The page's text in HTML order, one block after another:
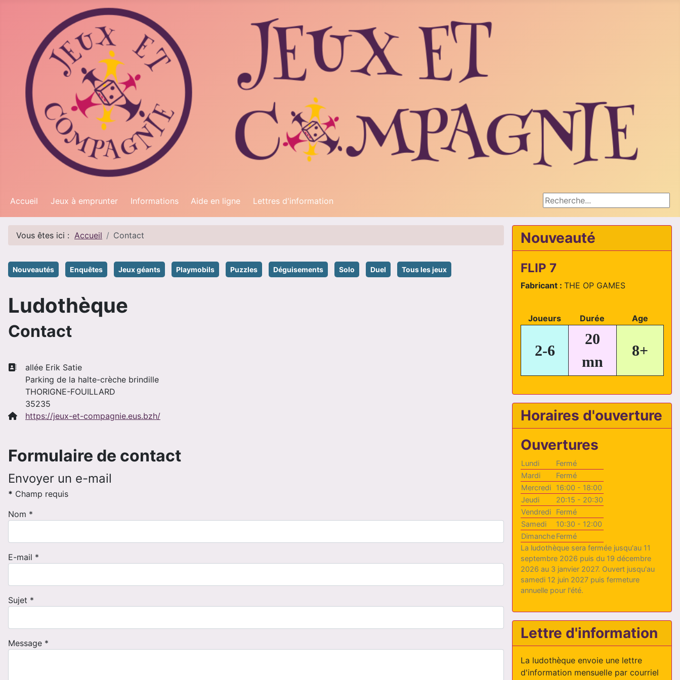
Accueil Jeux à emprunter Informations Aide en ligne Lettres d'information Rechercher
Vous êtes ici : Accueil Contact
Nouveautés Enquêtes Jeux géants Playmobils Puzzles Déguisements Solo Duel Tous les jeux
Ludothèque
Contact
Adresse:
allée Erik Satie
Parking de la halte-crèche brindille
THORIGNE-FOUILLARD
35235
Site Web:
https://jeux-et-compagnie.eus.bzh/
Formulaire de contact
Envoyer un e-mail
* Champ requis
Nom *
E-mail *
Sujet *
Message *
Nouveauté
FLIP 7
Fabricant : THE OP GAMES
Joueurs Durée Age
2-6
20
mn
8+
Horaires d'ouverture
Ouvertures
Lundi
Fermé
Mardi
Fermé
Mercredi
16:00 - 18:00
Jeudi
20:15 - 20:30
Vendredi
Fermé
Samedi
10:30 - 12:00
DimancheFermé
La ludothèque sera fermée jusqu'au 11
septembre 2026 puis du 19 décembre
2026 au 3 janvier 2027. Ouvert jusqu'au
samedi 12 juin 2027 puis fermeture
annuelle pour l'été.
Lettre d'information
La ludothèque envoie une lettre
d'information mensuelle par courriel